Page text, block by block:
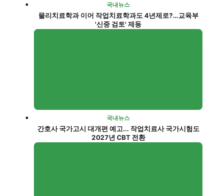
국내뉴스
물리치료학과 이어 작업치료학과도 4년제로?…교육부
'신중 검토' 제동
국내뉴스
간호사 국가고시 대개편 예고... 작업치료사 국가시험도
2027년 CBT 전환